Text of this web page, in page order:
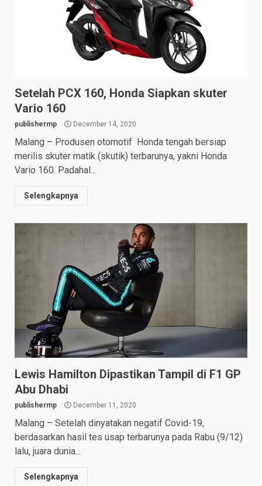
Setelah PCX 160, Honda Siapkan skuter
Vario 160
publishermp December 14, 2020
Malang – Produsen otomotif Honda tengah bersiap
merilis skuter matik (skutik) terbarunya, yakni Honda
Vario 160. Padahal...
Selengkapnya
Lewis Hamilton Dipastikan Tampil di F1 GP
Abu Dhabi
publishermp December 11, 2020
Malang – Setelah dinyatakan negatif Covid-19,
berdasarkan hasil tes usap terbarunya pada Rabu (9/12)
lalu, juara dunia...
Selengkapnya